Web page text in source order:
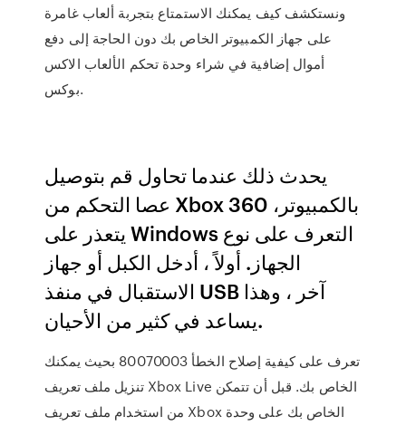
ونستكشف كيف يمكنك الاستمتاع بتجربة ألعاب غامرة
على جهاز الكمبيوتر الخاص بك دون الحاجة إلى دفع
أموال إضافية في شراء وحدة تحكم الألعاب الاكس
بوكس.
يحدث ذلك عندما تحاول قم بتوصيل
عصا التحكم من Xbox 360 بالكمبيوتر،
يتعذر على Windows التعرف على نوع
الجهاز. أولاً ، أدخل الكبل أو جهاز
الاستقبال في منفذ USB آخر ، وهذا
يساعد في كثير من الأحيان.
تعرف على كيفية إصلاح الخطأ 80070003 بحيث يمكنك
تنزيل ملف تعريف Xbox Live الخاص بك. قبل أن تتمكن
من استخدام ملف تعريف Xbox الخاص بك على وحدة